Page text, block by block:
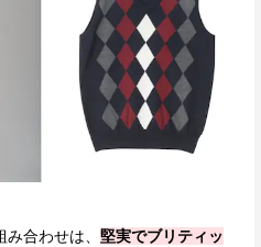
合わせは、 堅実でブリティッ